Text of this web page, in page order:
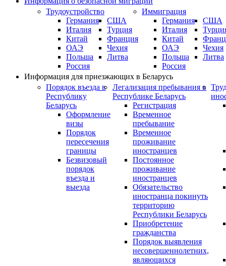
Трудоустройство
Германия
Италия
Китай
ОАЭ
Польша
Россия
США
Турция
Франция
Чехия
Литва
Иммиграция
Германия
Италия
Китай
ОАЭ
Польша
Россия
США
Чехия
Литва
Информация для приезжающих в Беларусь
Порядок въезда в
Республику
Беларусь
Оформление
визы
Порядок
пересечения
границы
Безвизовый
порядок
въезда и
выезда
Легализация пребывания в
Республике Беларусь
Регистрация
Временное
пребывание
Временное
проживание
иностранцев
Постоянное
проживание
иностранцев
Обязательство
иностранца покинуть
территорию
Республики Беларусь
Приобретение
гражданства
Порядок выявления
несовершеннолетних,
являющихся